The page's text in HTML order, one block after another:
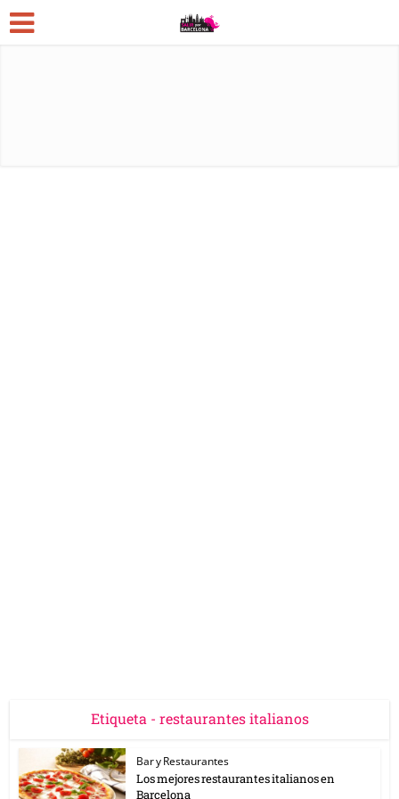
Etiqueta - restaurantes italianos
Bar y Restaurantes
Los mejores restaurantes italianos en
Barcelona